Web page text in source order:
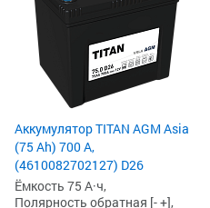
Аккумулятор TITAN AGM Asia
(75 Ah) 700 А,
(4610082702127) D26
Ёмкость 75 А·ч,
Полярность обратная [- +],